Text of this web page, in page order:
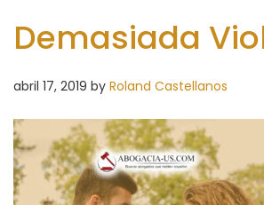
Demasiada
abril 17, 2019 by Roland Castellanos